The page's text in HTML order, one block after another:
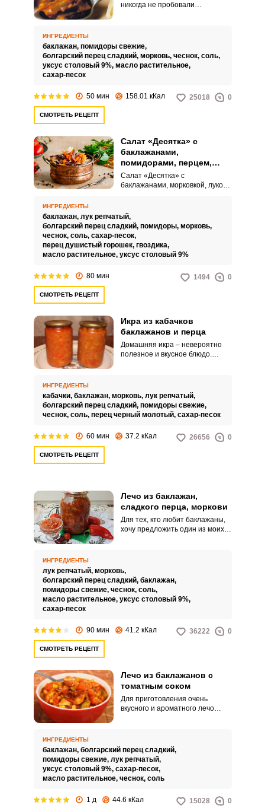
никогда не пробовали
в нем делает эту закуску
настолько вкусной, сочной и
ароматной, что оторваться от
нее хоть на минутку просто
ИНГРЕДИЕНТЫ
баклажан, помидоры свежие,
болгарский перец сладкий, морковь, чеснок, соль,
уксус столовый 9%, масло растительное,
сахар-песок
50 мин 158.01 кКал 25018 0
СМОТРЕТЬ РЕЦЕПТ
Салат «Десятка» с
баклажанами,
помидорами, перцем,
морковью и луком на
зиму
Салат «Десятка» с
баклажанами, морковкой, луком,
исполнении кулинарный
вариант. Такая заготовка
примечательна тем, что
основные ингредиенты нужно
добавлять в количестве по 10
ИНГРЕДИЕНТЫ
баклажан, лук репчатый,
болгарский перец сладкий, помидоры, морковь,
чеснок, соль, сахар-песок,
перец душистый горошек, гвоздика,
масло растительное, уксус столовый 9%
80 мин 1494 0
СМОТРЕТЬ РЕЦЕПТ
Икра из кабачков
баклажанов и перца
Домашняя икра – невероятно
полезное и вкусное блюдо.
ИНГРЕДИЕНТЫ
кабачки, баклажан, морковь, лук репчатый,
болгарский перец сладкий, помидоры свежие,
чеснок, соль, перец черный молотый, сахар-песок
60 мин 37.2 кКал 26656 0
СМОТРЕТЬ РЕЦЕПТ
Лечо из баклажан,
сладкого перца, моркови
Для тех, кто любит баклажаны,
хочу предложить один из моих
закуску, которая украсит ваше
праздничное торжество и
доставит удовольствие.
ИНГРЕДИЕНТЫ
лук репчатый, морковь,
болгарский перец сладкий, баклажан,
помидоры свежие, чеснок, соль,
масло растительное, уксус столовый 9%,
сахар-песок
90 мин 41.2 кКал 36222 0
СМОТРЕТЬ РЕЦЕПТ
Лечо из баклажанов с
томатным соком
Для приготовления очень
вкусного и ароматного лечо
томатный сок при желании.
ИНГРЕДИЕНТЫ
баклажан, болгарский перец сладкий,
помидоры свежие, лук репчатый,
уксус столовый 9%, сахар-песок,
масло растительное, чеснок, соль
1 д 44.6 кКал 15028 0